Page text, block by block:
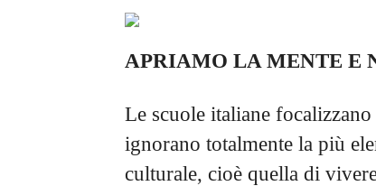
APRIAMO LA MENTE E
Le scuole italiane
ignorano totalmente la più
culturale, cioè quella di